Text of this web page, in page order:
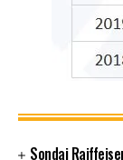
Sondaj